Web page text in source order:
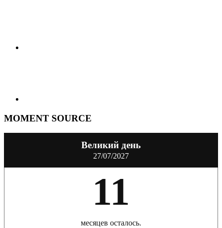
MOMENT SOURCE
Великий день
27/07/2027
11
месяцев осталось.